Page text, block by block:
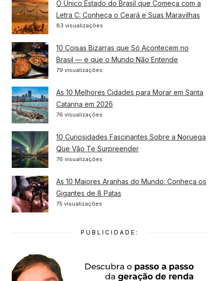
O Único Estado do Brasil que Começa com a
Letra C: Conheça o Ceará e Suas Maravilhas
83 visualizações
10 Coisas Bizarras que Só Acontecem no
Brasil — e que o Mundo Não Entende
79 visualizações
As 10 Melhores Cidades para Morar em Santa
Catarina em 2026
76 visualizações
10 Curiosidades Fascinantes Sobre a Noruega
Que Vão Te Surpreender
76 visualizações
As 10 Maiores Aranhas do Mundo: Conheça os
Gigantes de 8 Patas
75 visualizações
PUBLICIDADE: